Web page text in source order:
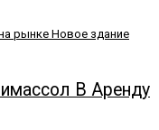
рынке Новое здание
В Аренду